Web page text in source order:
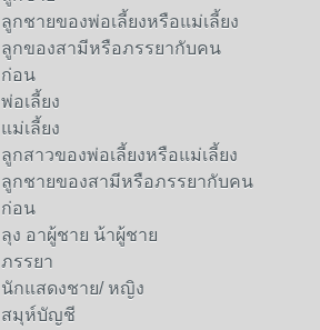
ลูกชายของพ่อเลี้ยงหรือแม่เลี้ยง
ลูกของสามีหรือภรรยากับคน
ก่อน
พ่อเลี้ยง
แม่เลี้ยง
ลูกสาวของพ่อเลี้ยงหรือแม่เลี้ยง
ลูกชายของสามีหรือภรรยากับคน
ก่อน
ลุง อาผู้ชาย น้าผู้ชาย
ภรรยา
นักแสดงชาย/ หญิง
สมุห์บัญชี